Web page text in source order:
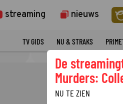
streaming nieuws
TV GIDS NU & STRAKS
De
Murders:
NU TE ZIEN